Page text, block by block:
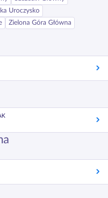
Uroczysko
Zielona Góra Główna